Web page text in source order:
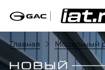
Главная Модельный